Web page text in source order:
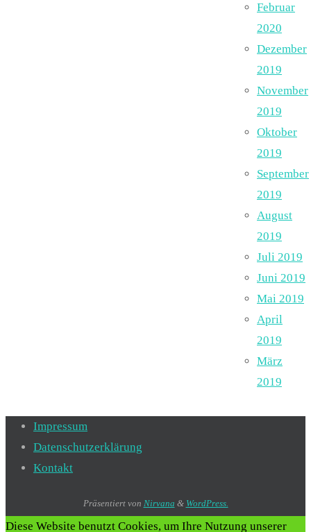
Februar
2020
Dezember
2019
November
2019
Oktober
2019
September
2019
August
2019
Juli 2019
Juni 2019
Mai 2019
April
2019
März
2019
Impressum
Datenschutzerklärung
Kontakt
Präsentiert von Nirvana & WordPress.
Diese Website benutzt Cookies, um Ihre Nutzung unserer